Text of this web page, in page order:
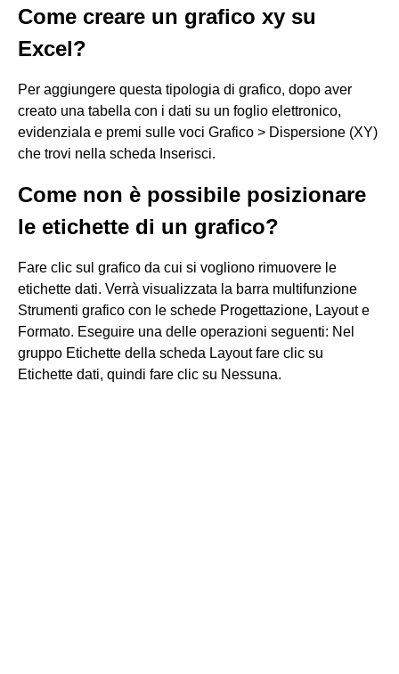
Come creare un grafico xy su
Excel?
Per aggiungere questa tipologia di grafico, dopo aver
creato una tabella con i dati su un foglio elettronico,
evidenziala e premi sulle voci Grafico > Dispersione (XY)
che trovi nella scheda Inserisci.
Come non è possibile posizionare
le etichette di un grafico?
Fare clic sul grafico da cui si vogliono rimuovere le
etichette dati. Verrà visualizzata la barra multifunzione
Strumenti grafico con le schede Progettazione, Layout e
Formato. Eseguire una delle operazioni seguenti: Nel
gruppo Etichette della scheda Layout fare clic su
Etichette dati, quindi fare clic su Nessuna.